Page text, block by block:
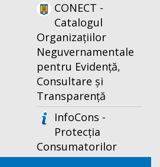
CONECT -
Catalogul
Organizațiilor
Neguvernamentale
pentru Evidență,
Consultare și
Transparență
InfoCons -
Protecția
Consumatorilor